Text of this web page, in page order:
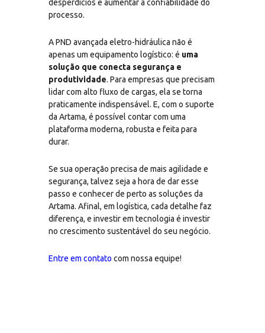
desperdícios e aumentar a confiabilidade do
processo.
A PND avançada eletro-hidráulica não é
apenas um equipamento logístico: é uma
solução que conecta segurança e
produtividade. Para empresas que precisam
lidar com alto fluxo de cargas, ela se torna
praticamente indispensável. E, com o suporte
da Artama, é possível contar com uma
plataforma moderna, robusta e feita para
durar.
Se sua operação precisa de mais agilidade e
segurança, talvez seja a hora de dar esse
passo e conhecer de perto as soluções da
Artama. Afinal, em logística, cada detalhe faz
diferença, e investir em tecnologia é investir
no crescimento sustentável do seu negócio.
Entre em contato com nossa equipe!